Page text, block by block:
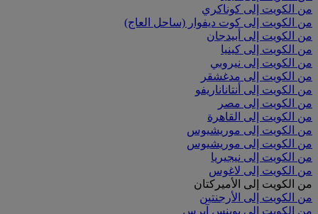
من الكويت إلى كوناكري
من الكويت إلى كوت ديفوار (ساحل العاج)
من الكويت إلى أبيدجان
من الكويت إلى كينيا
من الكويت إلى نيروبي
من الكويت إلى مدغشقر
من الكويت إلى أنتاناناريفو
من الكويت إلى مصر
من الكويت إلى القاهرة
من الكويت إلى موريشيوس
من الكويت إلى موريشيوس
من الكويت إلى نيجيريا
من الكويت إلى لاغوس
من الكويت إلى الأميركتان
من الكويت إلى الأرجنتين
من الكويت إلى بوينس آيرس